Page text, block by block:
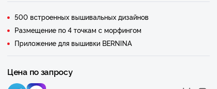
500 встроенных вышивальных дизайнов
Размещение по 4 точкам с морфингом
Приложение для вышивки BERNINA
Цена по запросу